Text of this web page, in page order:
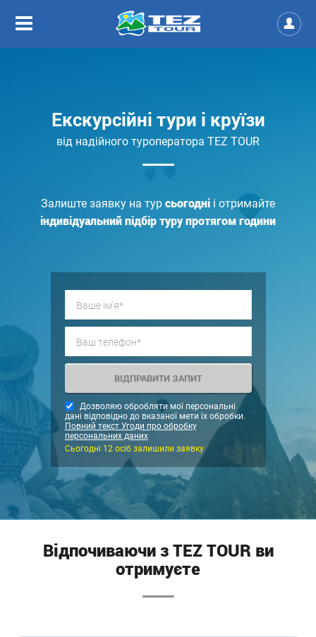
Екскурсійні тури і круїзи
від надійного туроператора TEZ TOUR
Залиште заявку на тур сьогодні і отримайте
індивідуальний підбіртуру протягом години
Дозволяю обробляти мої персональні
дані відповідно до вказаної мети їх обробки.
Повний текст Угоди про обробку
персональних даних
Сьогодні 12 осіб залишили заявку
Відпочиваючи з TEZ TOUR ви
отримуєте